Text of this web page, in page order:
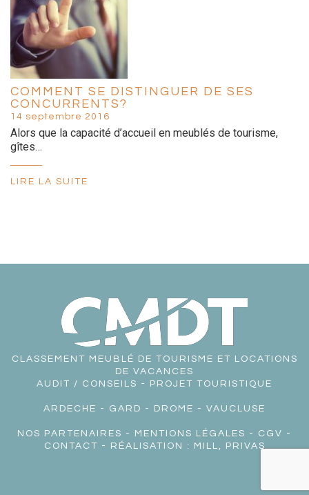
COMMENT SE DISTINGUER DE SES
CONCURRENTS?
14 septembre 2016
Alors que la capacité d’accueil en meublés de tourisme,
gîtes…
LIRE LA SUITE
CLASSEMENT MEUBLÉ DE TOURISME ET LOCATIONS
DE VACANCES
AUDIT / CONSEILS - PROJET TOURISTIQUE
ARDECHE - GARD - DROME - VAUCLUSE
NOS PARTENAIRES - MENTIONS LÉGALES - CGV -
CONTACT - RÉALISATION : MILL, PRIVAS